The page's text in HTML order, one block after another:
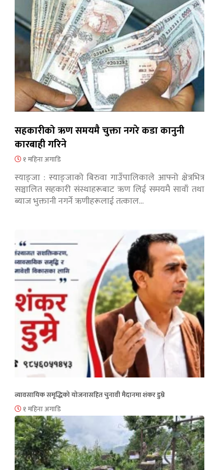
सहकारीको ऋण समयमै चुक्ता नगरे कडा कानुनी
कारबाही गरिने
१ महिना अगाडि
स्याङ्जा : स्याङ्जाको बिरुवा गाउँपालिकाले आफ्नो क्षेत्रभित्र
सञ्चालित सहकारी संस्थाहरूबाट ऋण लिई समयमै सावाँ तथा
ब्याज भुक्तानी नगर्ने ऋणीहरूलाई तत्काल…
व्यावसायिक समृद्धिको योजनासहित चुनावी मैदानमा शंकर डुम्रे
१ महिना अगाडि